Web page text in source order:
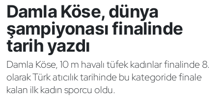
Damla Köse, dünya
şampiyonası finalinde
tarih yazdı
Damla Köse, 10 m havalı tüfek kadınlar finalinde 8.
olarak Türk atıcılık tarihinde bu kategoride finale
kalan ilk kadın sporcu oldu.
Binicilik
Bisiklet
Bocce Bowling Dart
Boks